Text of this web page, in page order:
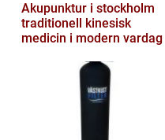
Akupunktur i stockholm
traditionell kinesisk
medicin i modern vardag